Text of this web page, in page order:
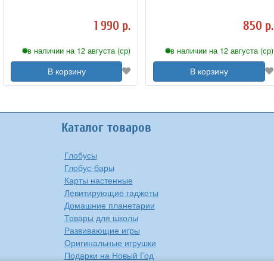
1 990 р.
в наличии на 12 августа (ср)
В корзину
850 р.
в наличии на 12 августа (ср)
В корзину
Каталог товаров
Глобусы
Глобус-бары
Карты настенные
Левитирующие гаджеты
Домашние планетарии
Товары для школы
Развивающие игры
Оригинальные игрушки
Подарки на Новый Год